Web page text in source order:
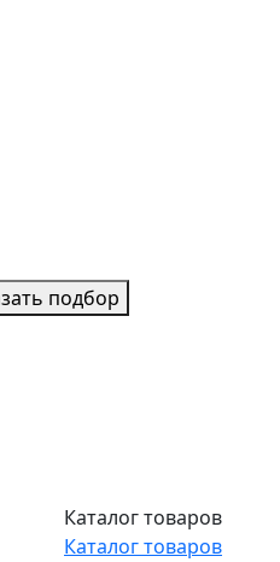
подбор
Каталог товаров
Каталог товаров